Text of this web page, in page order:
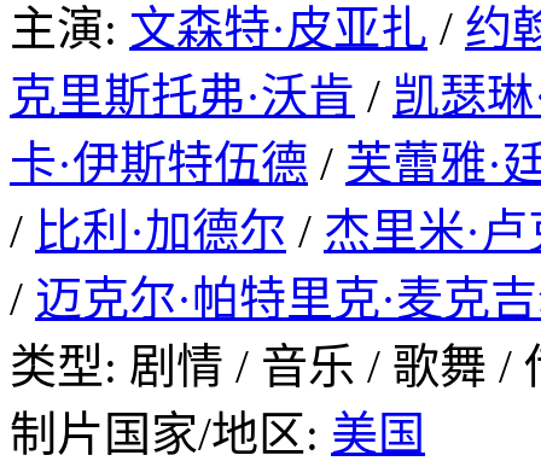
主演: 文森特·皮亚扎 / 约
克里斯托弗·沃肯 / 凯瑟
卡·伊斯特伍德 / 芙蕾雅·
/ 比利·加德尔 / 杰里米·卢
/ 迈克尔·帕特里克·麦克
类型: 剧情 / 音乐 / 歌舞 /
制片国家/地区: 美国